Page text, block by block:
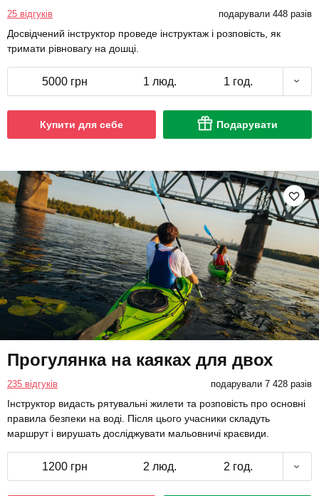
25 відгуків подарували 448 разів
Досвідчений інструктор проведе інструктаж і розповість, як
тримати рівновагу на дошці.
5000 грн 1 люд. 1 год.
Купити для себе Подарувати
Прогулянка на каяках для двох
235 відгуків подарували 7 428 разів
Інструктор видасть рятувальні жилети та розповість про основні
правила безпеки на воді. Після цього учасники складуть
маршрут і вирушать досліджувати мальовничі краєвиди.
1200 грн 2 люд. 2 год.